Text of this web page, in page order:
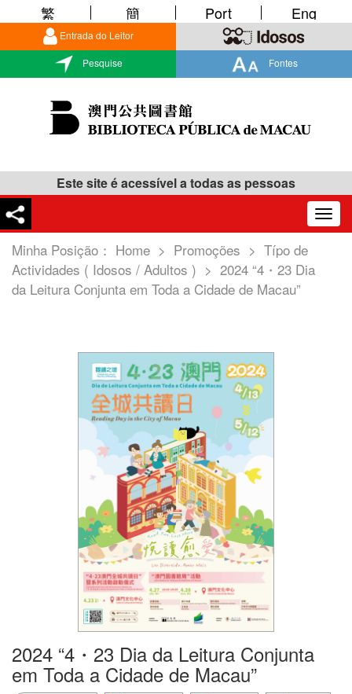
Entrada do Leitor
Pesquise Fontes
繁 簡 Port Eng
Este site é acessível a todas as pessoas
Minha Posição： Home > Promoções > Típo de
Actividades ( Idosos / Adultos ) > 2024 “4・23 Dia
da Leitura Conjunta em Toda a Cidade de Macau”
2024 “4・23 Dia da Leitura Conjunta
em Toda a Cidade de Macau”